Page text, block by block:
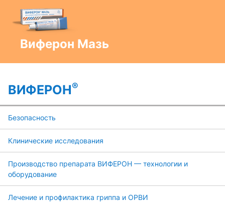
Виферон Мазь
ВИФЕРОН®
Безопасность
Клинические исследования
Производство препарата ВИФЕРОН — технологии и
оборудование
Лечение и профилактика гриппа и ОРВИ